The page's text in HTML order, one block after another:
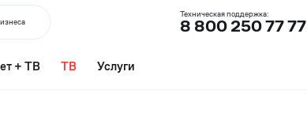
Техническая поддержка:
8 800 250 77 77
+ ТВ ТВ Услуги